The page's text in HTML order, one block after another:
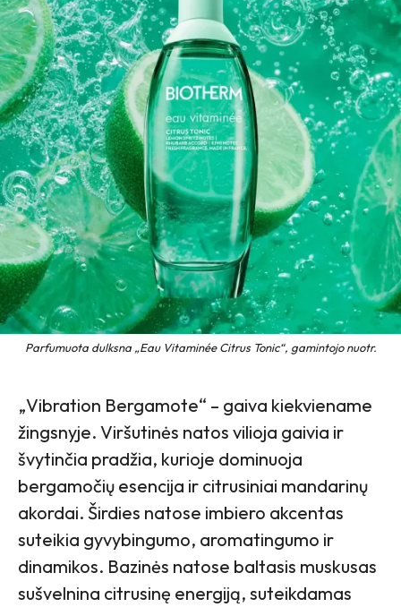
Parfumuota dulksna „Eau Vitaminée Citrus Tonic“, gamintojo nuotr.
„Vibration Bergamote“ – gaiva kiekviename
žingsnyje. Viršutinės natos vilioja gaivia ir
švytinčia pradžia, kurioje dominuoja
bergamočių esencija ir citrusiniai mandarinų
akordai. Širdies natose imbiero akcentas
suteikia gyvybingumo, aromatingumo ir
dinamikos. Bazinės natose baltasis muskusas
sušvelnina citrusinę energiją, suteikdamas